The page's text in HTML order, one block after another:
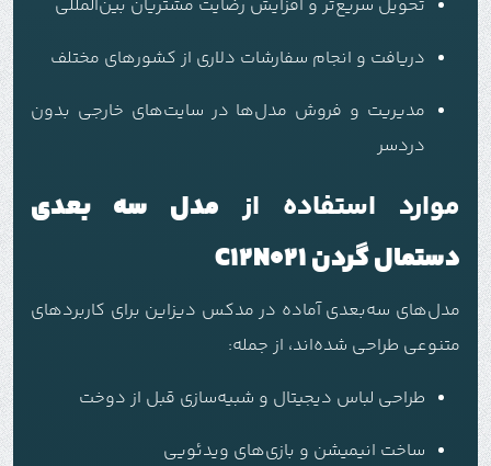
تحویل سریع‌تر و افزایش رضایت مشتریان بین‌المللی
دریافت و انجام سفارشات دلاری از کشورهای مختلف
مدیریت و فروش مدل‌ها در سایت‌های خارجی بدون
دردسر
موارد استفاده از مدل سه بعدی
دستمال گردن C12N021
مدل‌های سه‌بعدی آماده در مدکس دیزاین برای کاربردهای
متنوعی طراحی شده‌اند، از جمله:
طراحی لباس دیجیتال و شبیه‌سازی قبل از دوخت
ساخت انیمیشن و بازی‌های ویدئویی